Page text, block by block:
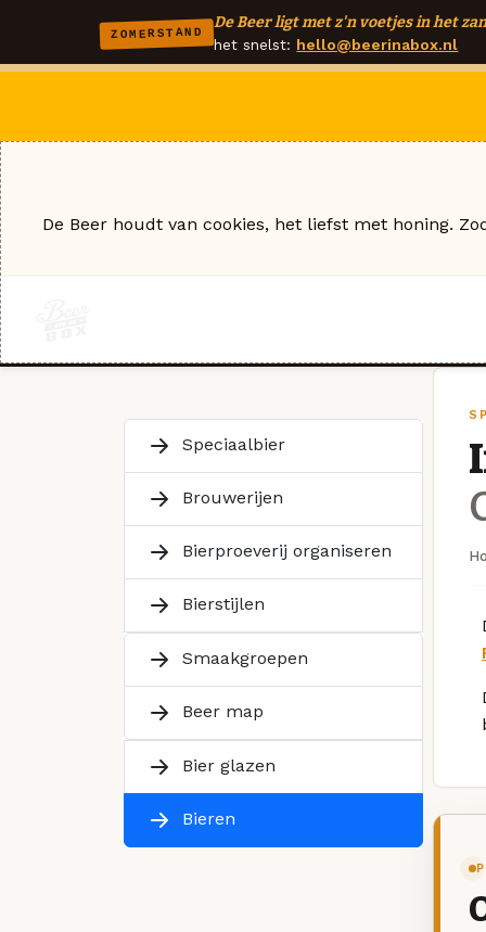
ZOMERSTAND
De Beer ligt met z'n voetjes in het
het snelst: hello@beerinabox.nl
Speciaalbier
Brouwerijen
Bierproeverij organiseren
Bierstijlen
Smaakgroepen
Beer map
Bier glazen
Bieren
De Beer houdt van cookies, het liefst met honing.